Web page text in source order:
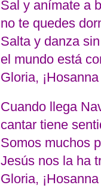
Sal y anímate a
no te quedes
Salta y danza
el mundo está
Gloria,
Cuando llega
cantar tiene
Somos muchos
Jesús nos la ha
Gloria,